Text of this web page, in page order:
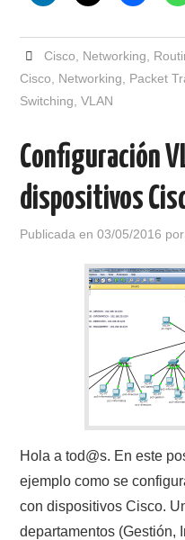
Cisco Networking
Cisco
Networking Packet
Switching ,VLAN
Configuración
dispositivos
Publicada en03/05/2016
Hola a tod@s. En este
ejemplo como se
con dispositivos Cisco.
departamentos (Gestión,